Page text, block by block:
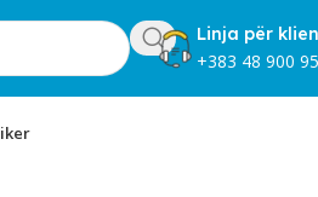
Linja për
+383 48 900